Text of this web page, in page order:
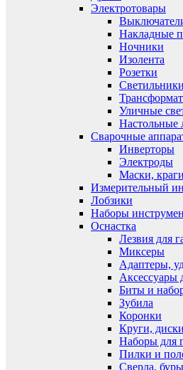
Электротовары
Накладные
Ночники
Изолента
Розетки
Светильники
Уличные
Настольные
Сварочные
Инверторы
Электроды
Маски, краги
Измерительный
Лобзики
Наборы
Оснастка
Лезвия для
Миксеры
Адаптеры,
Аксессуары
Биты и
Зубила
Коронки
Круги,
Наборы для
Пилки и
Сверла, буры